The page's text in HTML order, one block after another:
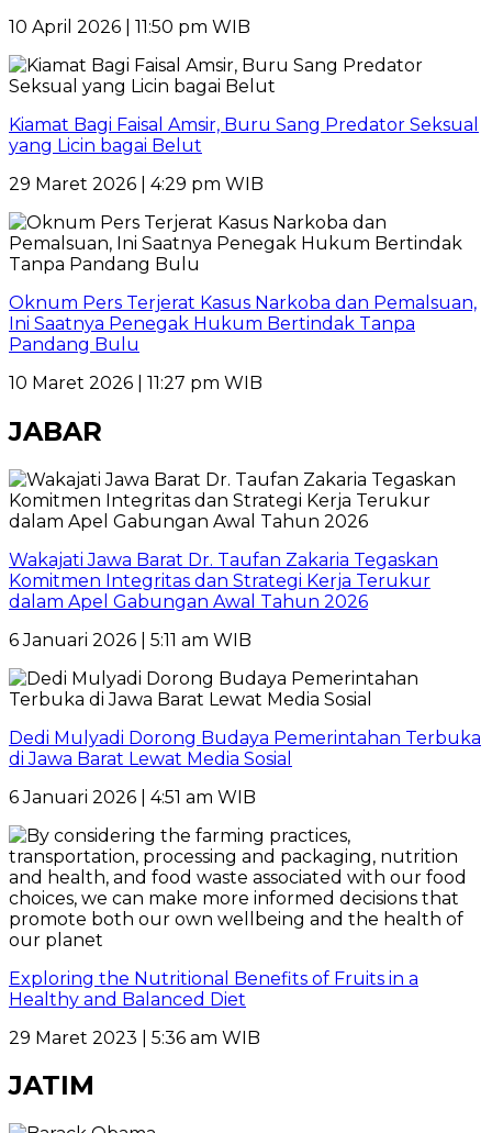
10 April 2026 | 11:50 pm WIB
Kiamat Bagi Faisal Amsir, Buru Sang Predator Seksual
yang Licin bagai Belut
29 Maret 2026 | 4:29 pm WIB
Oknum Pers Terjerat Kasus Narkoba dan Pemalsuan,
Ini Saatnya Penegak Hukum Bertindak Tanpa
Pandang Bulu
10 Maret 2026 | 11:27 pm WIB
JABAR
Wakajati Jawa Barat Dr. Taufan Zakaria Tegaskan
Komitmen Integritas dan Strategi Kerja Terukur
dalam Apel Gabungan Awal Tahun 2026
6 Januari 2026 | 5:11 am WIB
Dedi Mulyadi Dorong Budaya Pemerintahan Terbuka
di Jawa Barat Lewat Media Sosial
6 Januari 2026 | 4:51 am WIB
Exploring the Nutritional Benefits of Fruits in a
Healthy and Balanced Diet
29 Maret 2023 | 5:36 am WIB
JATIM